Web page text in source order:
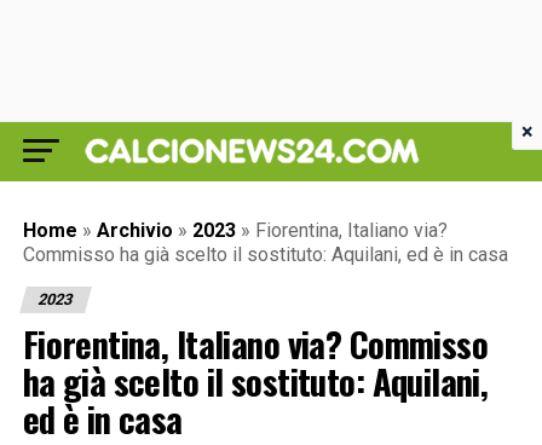
Home » Archivio » 2023 » Fiorentina, Italiano via?
Commisso ha già scelto il sostituto: Aquilani, ed è in casa
2023
Fiorentina, Italiano via? Commisso
ha già scelto il sostituto: Aquilani,
ed è in casa
×